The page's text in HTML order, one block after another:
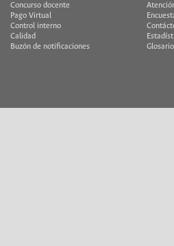
Concurso docente
Pago Virtual
Control interno
Calidad
Buzón de notificaciones
Glosario